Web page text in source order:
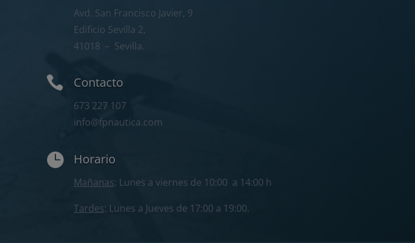
Avd. San Francisco Javier, 9
Edificio Sevilla 2,
41018 – Sevilla.
 Contacto
673 227 107
info@fpnautica.com
 Horario
Mañanas: Lunes a viernes de 10:00 a 14:00 h
Tardes: Lunes a Jueves de 17:00 a 19:00.